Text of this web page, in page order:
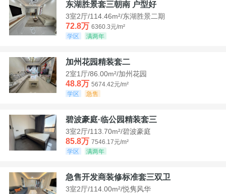
东湖胜景套三朝南 户型好
3室2厅/114.46m²/东湖胜景二期
72.8万 6360.3元/m²
学区
满两年
加州花园精装套二
2室1厅/86.00m²/加州花园
48.8万 5674.42元/m²
学区
急售
碧波豪庭·临公园精装套三
3室2厅/113.70m²/碧波豪庭
85.8万 7546.17元/m²
学区
满两年
急售开发商装修标准套三双卫
3室2厅/114.00m²/悦隽风华